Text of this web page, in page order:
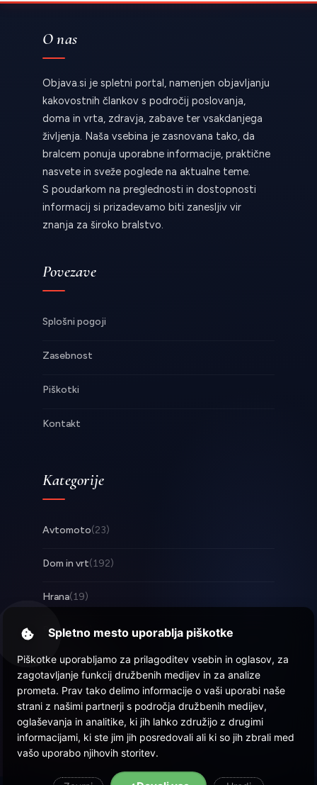
O nas
Objava.si je spletni portal, namenjen objavljanju
kakovostnih člankov s področij poslovanja,
doma in vrta, zdravja, zabave ter vsakdanjega
življenja. Naša vsebina je zasnovana tako, da
bralcem ponuja uporabne informacije, praktične
nasvete in sveže poglede na aktualne teme.
S poudarkom na preglednosti in dostopnosti
informacij si prizadevamo biti zanesljiv vir
znanja za široko bralstvo.
Povezave
Splošni pogoji
Zasebnost
Piškotki
Kontakt
Kategorije
Avtomoto(23)
Dom in vrt(192)
Hrana(19)
Posel(253)
Tehnologija(17)
Zabava(57)
Zdravje(21)
Spletno mesto uporablja piškotke
Piškotke uporabljamo za prilagoditev vsebin in oglasov, za
zagotavljanje funkcij družbenih medijev in za analize
prometa. Prav tako delimo informacije o vaši uporabi naše
strani z našimi partnerji s področja družbenih medijev,
oglaševanja in analitike, ki jih lahko združijo z drugimi
informacijami, ki ste jim jih posredovali ali ki so jih zbrali med
vašo uporabo njihovih storitev.